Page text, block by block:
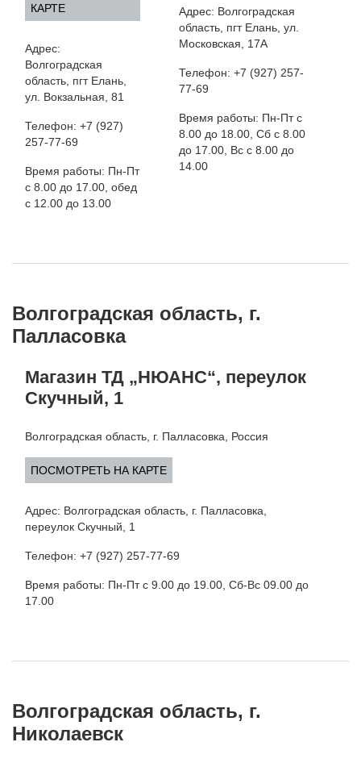
КАРТЕ
Адрес:
Волгоградская
область, пгт Елань,
ул. Вокзальная, 81
Телефон: +7 (927)
257-77-69
Время работы: Пн-Пт
с 8.00 до 17.00, обед
с 12.00 до 13.00
Адрес: Волгоградская
область, пгт Елань, ул.
Московская, 17А
Телефон: +7 (927) 257-
77-69
Время работы: Пн-Пт с
8.00 до 18.00, Сб с 8.00
до 17.00, Вс с 8.00 до
14.00
Волгоградская область, г.
Палласовка
Магазин ТД „НЮАНС“, переулок
Скучный, 1
Волгоградская область, г. Палласовка, Россия
ПОСМОТРЕТЬ НА КАРТЕ
Адрес: Волгоградская область, г. Палласовка,
переулок Скучный, 1
Телефон: +7 (927) 257-77-69
Время работы: Пн-Пт с 9.00 до 19.00, Сб-Вс 09.00 до
17.00
Волгоградская область, г.
Николаевск